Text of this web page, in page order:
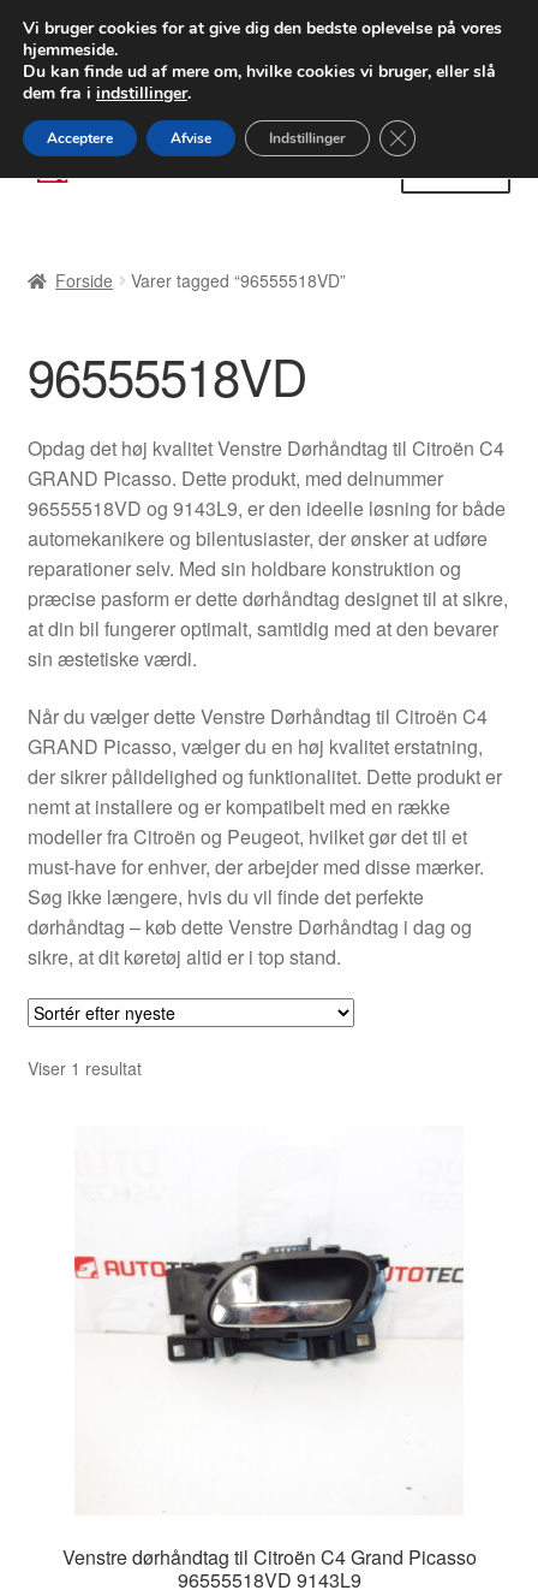
LEVERING fra 55 kr.
FEDEX verdensomspændende forsendelse
80 82 72 02
Spring
til
Spring
til
Betalinger
Kasse
Klageprocedure
Kontakte
Kurv
Min Konto
Om os
Privatlivspolitik
Vilkår og betingelser
Forside Varer tagged “96555518VD”
96555518VD
Opdag det høj kvalitet Venstre Dørhåndtag til Citroën C4
GRAND Picasso. Dette produkt, med delnummer
96555518VD og 9143L9, er den ideelle løsning for både
automekanikere og bilentusiaster, der ønsker at udføre
reparationer selv. Med sin holdbare konstruktion og
præcise pasform er dette dørhåndtag designet til at sikre,
at din bil fungerer optimalt, samtidig med at den bevarer
sin æstetiske værdi.
Når du vælger dette Venstre Dørhåndtag til Citroën C4
GRAND Picasso, vælger du en høj kvalitet erstatning,
der sikrer pålidelighed og funktionalitet. Dette produkt er
nemt at installere og er kompatibelt med en række
modeller fra Citroën og Peugeot, hvilket gør det til et
must-have for enhver, der arbejder med disse mærker.
Søg ikke længere, hvis du vil finde det perfekte
dørhåndtag – køb dette Venstre Dørhåndtag i dag og
sikre, at dit køretøj altid er i top stand.
Viser 1 resultat
Venstre dørhåndtag til Citroën C4 Grand Picasso
96555518VD 9143L9
Vi bruger cookies for at give dig den bedste oplevelse på vores
hjemmeside.
Du kan finde ud af mere om, hvilke cookies vi bruger, eller slå
dem fra i indstillinger.
Acceptere Afvise Indstillinger Close GDPR